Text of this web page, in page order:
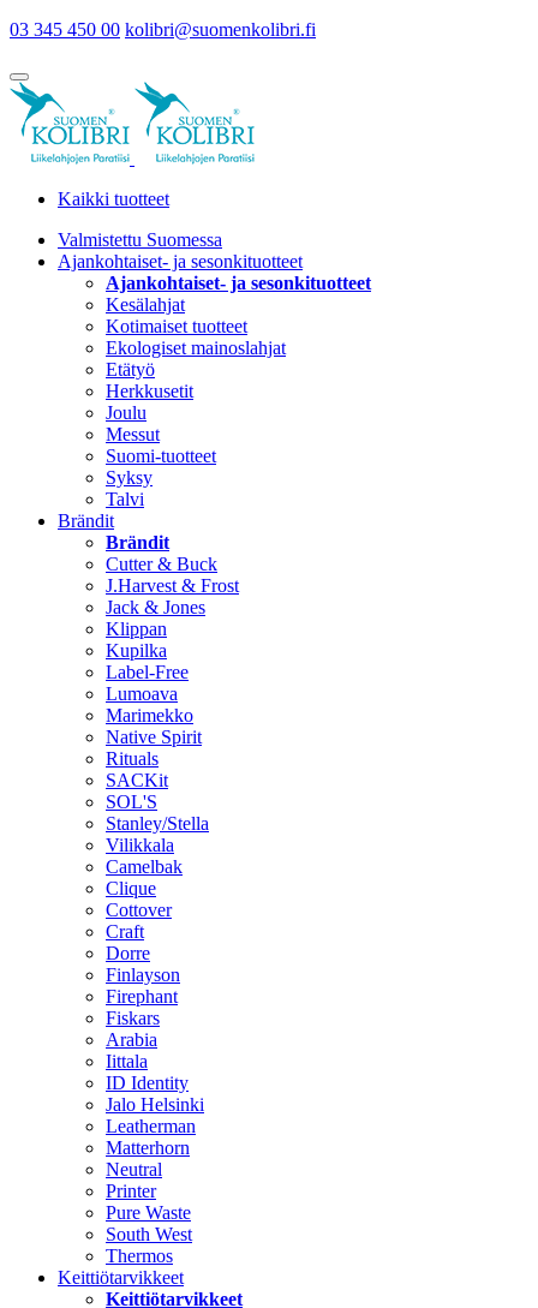
03 345 450 00 kolibri@suomenkolibri.fi
Kaikki tuotteet
Valmistettu Suomessa
Ajankohtaiset- ja sesonkituotteet
Ajankohtaiset- ja sesonkituotteet
Kesälahjat
Kotimaiset tuotteet
Ekologiset mainoslahjat
Etätyö
Herkkusetit
Joulu
Messut
Suomi-tuotteet
Syksy
Talvi
Brändit
Brändit
Cutter & Buck
J.Harvest & Frost
Jack & Jones
Klippan
Kupilka
Label-Free
Lumoava
Marimekko
Native Spirit
Rituals
SACKit
SOL'S
Stanley/Stella
Vilikkala
Camelbak
Clique
Cottover
Craft
Dorre
Finlayson
Firephant
Fiskars
Arabia
Iittala
ID Identity
Jalo Helsinki
Leatherman
Matterhorn
Neutral
Printer
Pure Waste
South West
Thermos
Keittiötarvikkeet
Keittiötarvikkeet